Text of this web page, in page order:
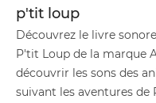
p'tit loup
Découvrez le livre
P'tit Loup de la marque
découvrir les sons des
suivant les aventures